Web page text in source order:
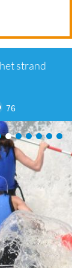
76
strand